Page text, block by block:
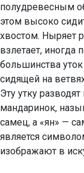
полудревесным
этом высоко
хвостом. Ныряет
взлетает, иногда
большинства
сидящей на
Эту утку
мандаринок,
самец, а «ян» —
является
изображают в